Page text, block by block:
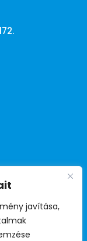
javítása,